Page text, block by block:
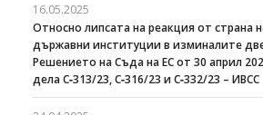
16.05.2025
Относно липсата на реакция от страна
държавни институции в изминалите
Решението на Съда на ЕС от 30 април
дела C‑313/23, C‑316/23 и C‑332/23 – ИВСС